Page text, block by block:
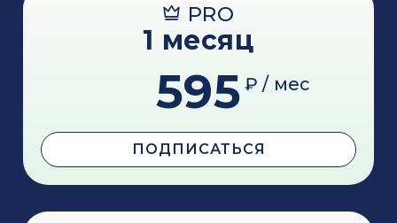
PRO
1 месяц
595 ₽ / мес
ПОДПИСАТЬСЯ